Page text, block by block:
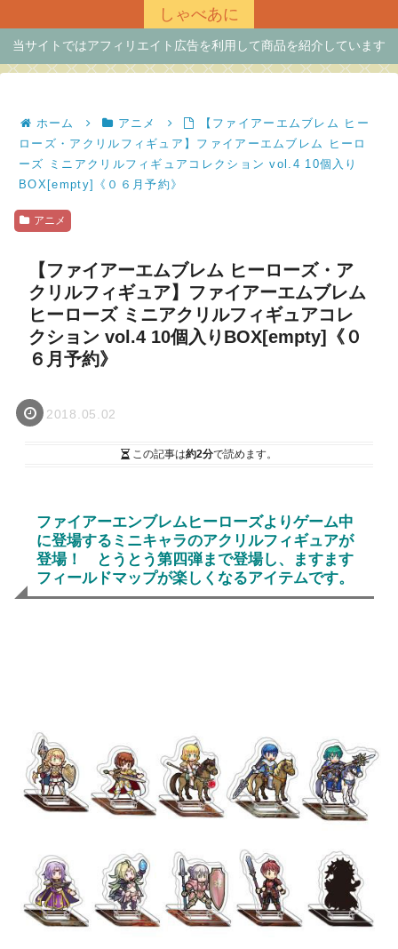
しゃべあに
当サイトではアフィリエイト広告を利用して商品を紹介しています
ホーム アニメ
【ファイアーエムブレム ヒー
ローズ・アクリルフィギュア】ファイアーエムブレム ヒーロ
ーズ ミニアクリルフィギュアコレクション vol.4 10個入り
BOX[empty]《０６月予約》
アニメ
【ファイアーエムブレム ヒーローズ・ア
クリルフィギュア】ファイアーエムブレム
ヒーローズ ミニアクリルフィギュアコレ
クション vol.4 10個入りBOX[empty]《０
６月予約》
2018.05.02
この記事は約2分で読めます。
ファイアーエンブレムヒーローズよりゲーム中
に登場するミニキャラのアクリルフィギュアが
登場！ とうとう第四弾まで登場し、ますます
フィールドマップが楽しくなるアイテムです。